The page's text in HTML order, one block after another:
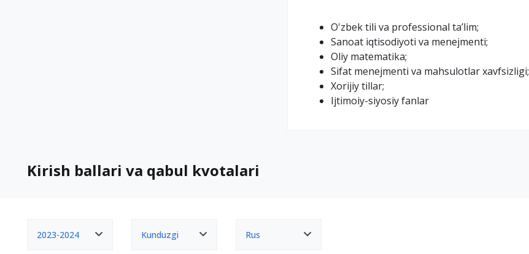
O'zbek tili va professional ta’lim;
Sаnоаt iqtisоdiyoti vа mеnеjmеnti;
Oliy matematika;
Sifat menejmenti va mahsulotlar xavfsizligi;
Xorijiy tillar;
Ijtimoiy-siyosiy fanlar
Kirish ballari va qabul kvotalari
2023-2024 Kunduzgi Rus